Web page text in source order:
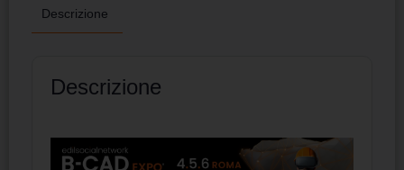
Descrizione
Descrizione